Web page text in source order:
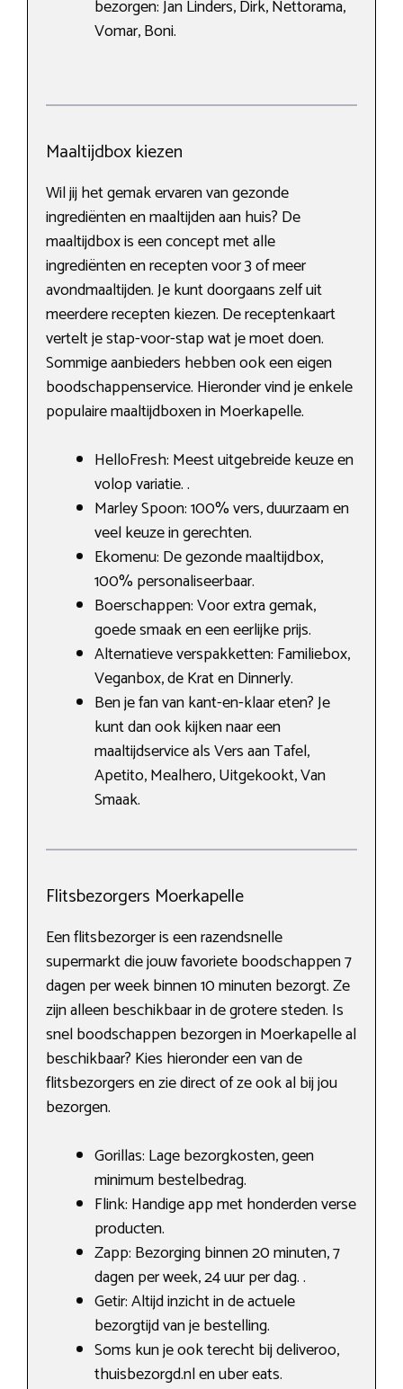
bezorgen: Jan Linders, Dirk, Nettorama,
Vomar, Boni.
Maaltijdbox kiezen
Wil jij het gemak ervaren van gezonde
ingrediënten en maaltijden aan huis? De
maaltijdbox is een concept met alle
ingrediënten en recepten voor 3 of meer
avondmaaltijden. Je kunt doorgaans zelf uit
meerdere recepten kiezen. De receptenkaart
vertelt je stap-voor-stap wat je moet doen.
Sommige aanbieders hebben ook een eigen
boodschappenservice. Hieronder vind je enkele
populaire maaltijdboxen in Moerkapelle.
HelloFresh: Meest uitgebreide keuze en
volop variatie. .
Marley Spoon: 100% vers, duurzaam en
veel keuze in gerechten.
Ekomenu: De gezonde maaltijdbox,
100% personaliseerbaar.
Boerschappen: Voor extra gemak,
goede smaak en een eerlijke prijs.
Alternatieve verspakketten: Familiebox,
Veganbox, de Krat en Dinnerly.
Ben je fan van kant-en-klaar eten? Je
kunt dan ook kijken naar een
maaltijdservice als Vers aan Tafel,
Apetito, Mealhero, Uitgekookt, Van
Smaak.
Flitsbezorgers Moerkapelle
Een flitsbezorger is een razendsnelle
supermarkt die jouw favoriete boodschappen 7
dagen per week binnen 10 minuten bezorgt. Ze
zijn alleen beschikbaar in de grotere steden. Is
snel boodschappen bezorgen in Moerkapelle al
beschikbaar? Kies hieronder een van de
flitsbezorgers en zie direct of ze ook al bij jou
bezorgen.
Gorillas: Lage bezorgkosten, geen
minimum bestelbedrag.
Flink: Handige app met honderden verse
producten.
Zapp: Bezorging binnen 20 minuten, 7
dagen per week, 24 uur per dag. .
Getir: Altijd inzicht in de actuele
bezorgtijd van je bestelling.
Soms kun je ook terecht bij deliveroo,
thuisbezorgd.nl en uber eats.